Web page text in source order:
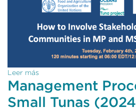
Leer más
Management
Small Tunas